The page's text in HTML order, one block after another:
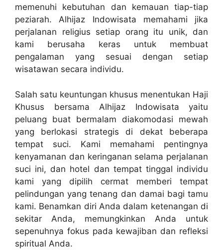
memenuhi kebutuhan dan kemauan tiap-tiap
peziarah. Alhijaz Indowisata memahami jika
perjalanan religius setiap orang itu unik, dan
kami berusaha keras untuk membuat
pengalaman yang sesuai dengan setiap
wisatawan secara individu.
Salah satu keuntungan khusus menentukan Haji
Khusus bersama Alhijaz Indowisata yaitu
peluang buat bermalam diakomodasi mewah
yang berlokasi strategis di dekat beberapa
tempat suci. Kami memahami pentingnya
kenyamanan dan keringanan selama perjalanan
suci ini, dan hotel dan tempat tinggal individu
kami yang dipilih cermat memberi tempat
pelindungan yang tenang dan damai bagi tamu
kami. Benamkan diri Anda dalam ketenangan di
sekitar Anda, memungkinkan Anda untuk
sepenuhnya fokus pada kewajiban dan refleksi
spiritual Anda.